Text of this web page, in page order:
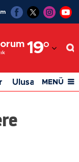
19°
Adıyaman
Afyonkarahisar
Ağrı
Amasya
Ulusal Siyaset
MENÜ